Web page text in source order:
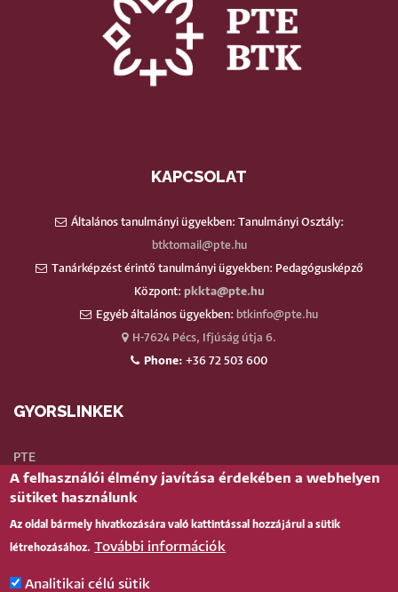
KAPCSOLAT
Általános tanulmányi ügyekben: Tanulmányi Osztály:
btktomail@pte.hu
Tanárképzést érintő tanulmányi ügyekben: Pedagógusképző
Központ: pkkta@pte.hu
Egyéb általános ügyekben: btkinfo@pte.hu
H-7624 Pécs, Ifjúság útja 6.
Phone: +36 72 503 600
GYORSLINKEK
PTE
Neptun
Webmail
Telefonkönyv
Teams
TÉR
(oktatói)
A felhasználói élmény javítása érdekében a webhelyen
sütiket használunk
Az oldal bármely hivatkozására való kattintással hozzájárul a sütik
létrehozásához. További információk
Analitikai célú sütik